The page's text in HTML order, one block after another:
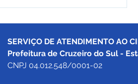
SERVIÇO DE ATENDIMENTO AO
Prefeitura de Cruzeiro do Sul -
CNPJ 04.012.548/0001-02